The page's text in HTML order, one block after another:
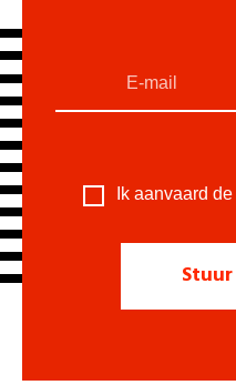
Ik aanvaard de